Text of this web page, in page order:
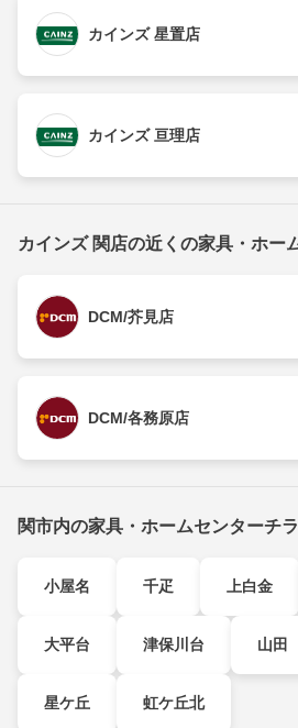
カインズ 星置店
カインズ 亘理店
カインズ 関店の近くの家具・ホー
DCM/芥見店
DCM/各務原店
関市内の家具・ホームセンターチ
小屋名 千疋 上白金
大平台 津保川台 山田
星ケ丘 虹ケ丘北